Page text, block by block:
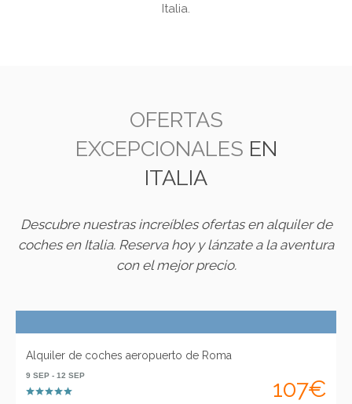
Italia.
OFERTAS
EXCEPCIONALES EN
ITALIA
Descubre nuestras increíbles ofertas en alquiler de
coches en Italia. Reserva hoy y lánzate a la aventura
con el mejor precio.
Alquiler de coches aeropuerto de Roma
9 SEP - 12 SEP 107€